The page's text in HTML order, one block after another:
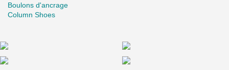
Boulons d'ancrage
Column Shoes